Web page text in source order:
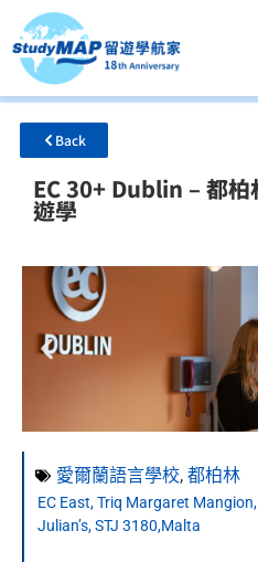
Back
EC 30+ Dublin – 都柏
遊學
愛爾蘭語言學校, 都柏林
EC East, Triq Margaret
Julian’s, STJ 3180,Malta